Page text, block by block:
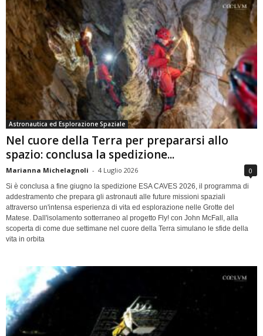
Astronautica ed Esplorazione Spaziale
Nel cuore della Terra per prepararsi allo
spazio: conclusa la spedizione...
Marianna Michelagnoli - 4 Luglio 2026 0
Si è conclusa a fine giugno la spedizione ESA CAVES 2026, il programma di
addestramento che prepara gli astronauti alle future missioni spaziali
attraverso un'intensa esperienza di vita ed esplorazione nelle Grotte del
Matese. Dall'isolamento sotterraneo al progetto Fly! con John McFall, alla
scoperta di come due settimane nel cuore della Terra simulano le sfide della
vita in orbita